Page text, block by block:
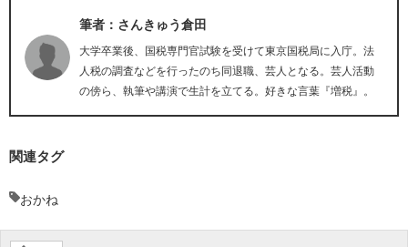
筆者：さんきゅう倉田
大学卒業後、国税専門官試験を受けて東京国税局に入庁。法
人税の調査などを行ったのち同退職、芸人となる。芸人活動
の傍ら、執筆や講演で生計を立てる。好きな言葉『増税』。
関連タグ
おかね